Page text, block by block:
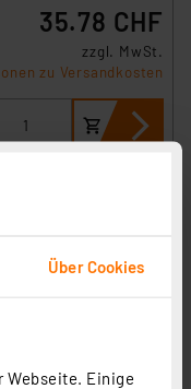
Über Cookies
Webseite. Einige
35.78 CHF
zzgl. MwSt.
zu Versandkosten